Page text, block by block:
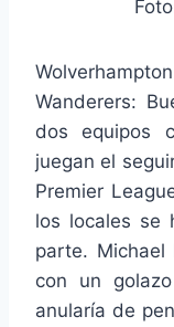
Wanderers:
dos equipos
juegan el
Premier
los locales se
parte. Michael
con un
anularía de